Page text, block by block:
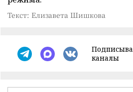
Текст: Елизавета Шишкова
каналы